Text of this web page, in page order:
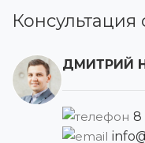
ДМИТРИЙ
8